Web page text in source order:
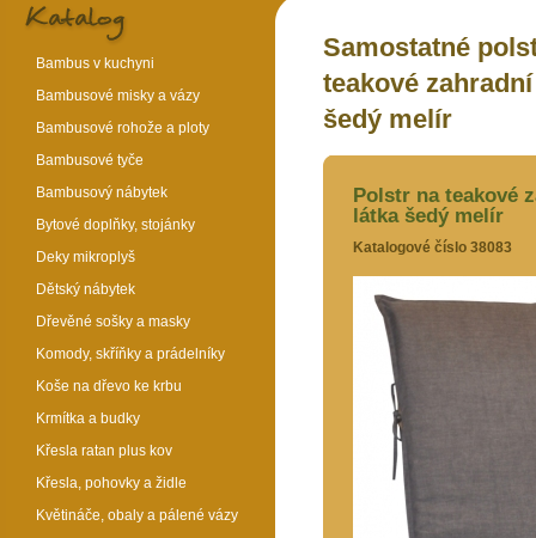
Samostatné
teakové
šedý melír
Polstr na teakové
látka šedý melír
Katalogové číslo 38083
Bambus v kuchyni
Bambusové misky a vázy
Bambusové rohože a ploty
Bambusové tyče
Bambusový nábytek
Bytové doplňky, stojánky
Deky mikroplyš
Dětský nábytek
Dřevěné sošky a masky
Komody, skříňky a prádelníky
Koše na dřevo ke krbu
Krmítka a budky
Křesla ratan plus kov
Křesla, pohovky a židle
Květináče, obaly a pálené vázy